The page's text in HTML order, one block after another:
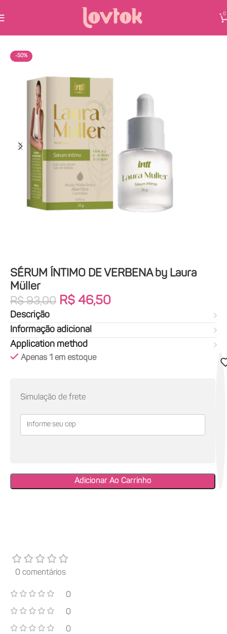
0
-50%
SÉRUM ÍNTIMO DE VERBENA by Laura
Müller
R$93,00 R$ 46,50
Descrição
Informação adicional
Application method
Apenas 1 em estoque
Simulação de frete
Adicionar Ao Carrinho
0 comentários
0
0
0